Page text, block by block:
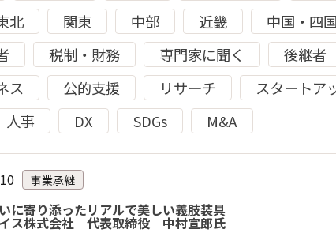
北
関東 中部 近畿
中国・四
税制・財務 専門家に聞く
後継者
ス
公的支援 リサーチ
スタートア
人事 DX SDGs M&A
事業承継
に寄り添ったリアルで美しい義肢装具
ス株式会社 代表取締役 中村宣郎氏